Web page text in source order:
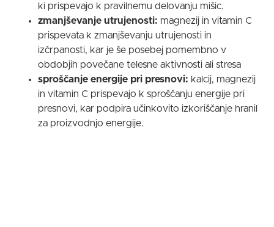
ki prispevajo k pravilnemu delovanju mišic.
zmanjševanje utrujenosti: magnezij in vitamin C
prispevata k zmanjševanju utrujenosti in
izčrpanosti, kar je še posebej pomembno v
obdobjih povečane telesne aktivnosti ali stresa
sproščanje energije pri presnovi: kalcij, magnezij
in vitamin C prispevajo k sproščanju energije pri
presnovi, kar podpira učinkovito izkoriščanje hranil
za proizvodnjo energije.